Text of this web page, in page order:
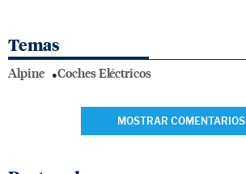
Temas
Alpine Coches Eléctricos
MOSTRAR COMENTARIOS